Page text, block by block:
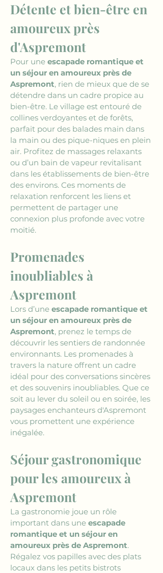
Détente et bien-être en
amoureux près
d'Aspremont
Pour une escapade romantique et
un séjour en amoureux près de
Aspremont, rien de mieux que de se
détendre dans un cadre propice au
bien-être. Le village est entouré de
collines verdoyantes et de forêts,
parfait pour des balades main dans
la main ou des pique-niques en plein
air. Profitez de massages relaxants
ou d’un bain de vapeur revitalisant
dans les établissements de bien-être
des environs. Ces moments de
relaxation renforcent les liens et
permettent de partager une
connexion plus profonde avec votre
moitié.
Promenades
inoubliables à
Aspremont
Lors d’une escapade romantique et
un séjour en amoureux près de
Aspremont, prenez le temps de
découvrir les sentiers de randonnée
environnants. Les promenades à
travers la nature offrent un cadre
idéal pour des conversations sincères
et des souvenirs inoubliables. Que ce
soit au lever du soleil ou en soirée, les
paysages enchanteurs d'Aspremont
vous promettent une expérience
inégalée.
Séjour gastronomique
pour les amoureux à
Aspremont
La gastronomie joue un rôle
important dans une escapade
romantique et un séjour en
amoureux près de Aspremont.
Régalez vos papilles avec des plats
locaux dans les petits bistrots